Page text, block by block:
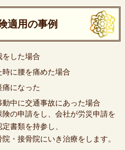
適用の事例
をした場合
に腰を痛めた場合
になった
中に交通事故にあった場合
の申請をし、会社が労災申請を
書類を持参し、
・接骨院にいき治療をします。